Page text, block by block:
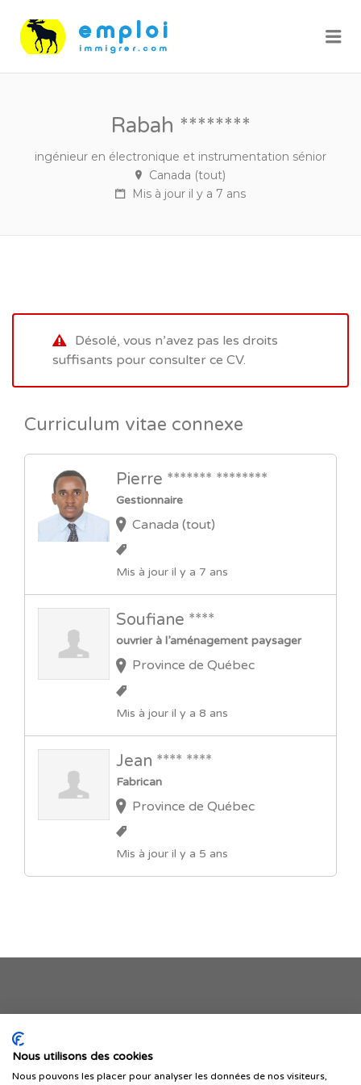
Rabah ********
ingénieur en électronique et instrumentation sénior
Canada (tout)
Mis à jour il y a 7 ans
Désolé, vous n’avez pas les droits
suffisants pour consulter ce CV.
Curriculum vitae connexe
Pierre ******* ********
Gestionnaire
Canada (tout)
Mis à jour il y a 7 ans
Soufiane ****
ouvrier à l’aménagement paysager
Province de Québec
Mis à jour il y a 8 ans
Jean **** ****
Fabrican
Province de Québec
Mis à jour il y a 5 ans
Je publie mon offre
Nous utilisons des cookies
Nous pouvons les placer pour analyser les données de nos visiteurs,